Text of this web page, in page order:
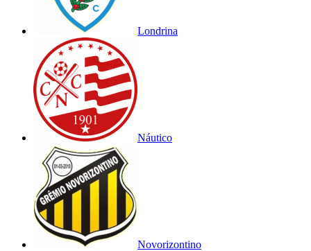
Londrina
Náutico
Novorizontino